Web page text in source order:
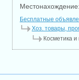
Местонахождение:
Бесплатные
Хоз. товары,
Косметика